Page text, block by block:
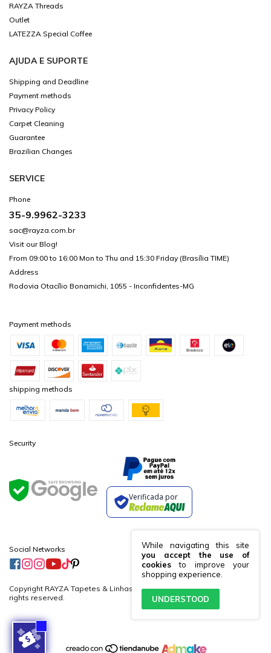
While navigating this site
you accept the use of
cookies to improve your
shopping experience.
UNDERSTOOD
RAYZA Threads
Outlet
LATEZZA Special Coffee
AJUDA E SUPORTE
Shipping and Deadline
Payment methods
Privacy Policy
Carpet Cleaning
Guarantee
Brazilian Changes
SERVICE
Phone
35-9.9962-3233
sac@rayza.com.br
Visit our Blog!
From 09:00 to 16:00 Mon to Thu and 15:30 Friday (Brasília TIME)
Address
Rodovia Otacílio Bonamichi, 1055 - Inconfidentes-MG
Payment methods
shipping methods
Security
Verificada por
Social Networks
Copyright RAYZA Tapetes & Linhas Ltda. - 19882364000170 - 2026. All
rights reserved.